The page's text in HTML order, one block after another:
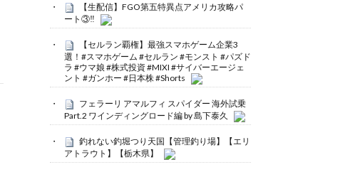
【生配信】FGO第五特異点アメリカ攻略パ
ート③‼️
【セルラン覇権】最強スマホゲーム企業3
選！#スマホゲーム #セルラン #モンスト #パズド
ラ #ウマ娘 #株式投資 #MIXI #サイバーエージェ
ント #ガンホー #日本株 #Shorts
フェラーリ アマルフィ スパイダー 海外試乗
Part.2 ワインディングロード編 by 島下泰久
釣れない釣堀つり天国【管理釣り場】【エリ
アトラウト】【栃木県】